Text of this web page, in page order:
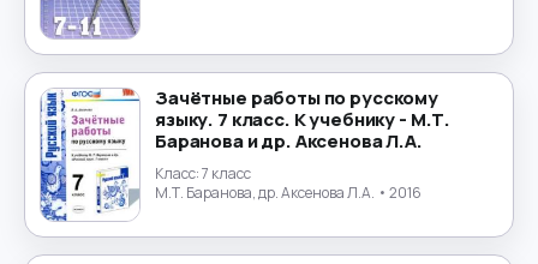
Черчение
Чешский язык →
Шведский язык
Экология
Экономика →
Зачётные работы по русскому
языку. 7 класс. К учебнику - М.Т.
Баранова и др. Аксенова Л.А.
Класс:7 класс
М.Т. Баранова, др. Аксенова Л.А. • 2016